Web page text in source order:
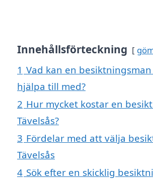
Innehållsförteckning
1 Vad kan en besiktningsman
hjälpa till med?
2 Hur mycket kostar en
Tävelsås?
3 Fördelar med att välja
Tävelsås
4 Sök efter en skicklig